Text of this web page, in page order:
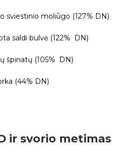
sviestinio moliūgo (127% DN)
saldi bulvė (122% DN)
špinatų (105% DN)
(44% DN)
ir svorio metimas